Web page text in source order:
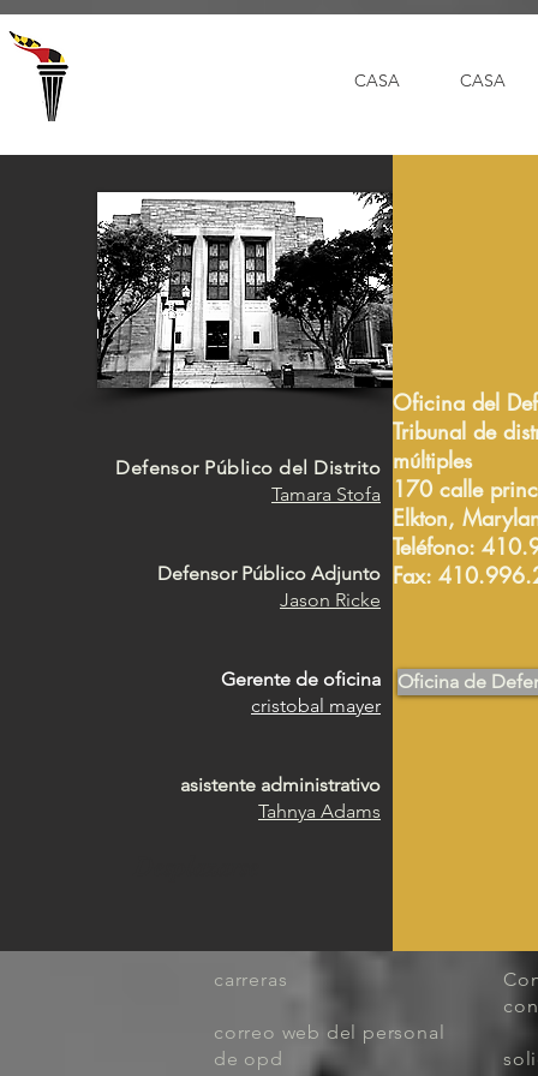
CASA CASA
Defensor Público del Distrito
Tamara Stofa
Defensor Público Adjunto
Jason Ricke
Gerente de oficina
cristobal mayer
asistente administrativo
Tahnya Adams
Oficina del
Tribunal de
múltiples
170 calle
Elkton,
Teléfono:
Fax:
Oficina de
carreras
correo web del personal
de opd